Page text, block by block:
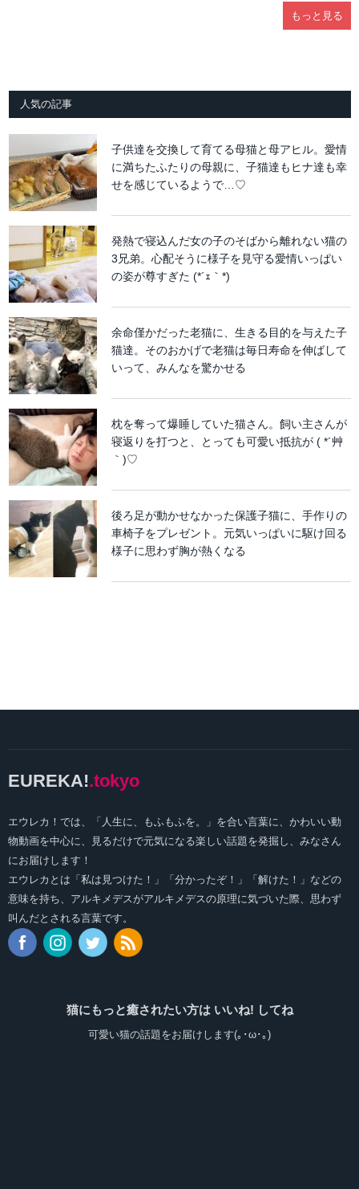
もっと見る
人気の記事
子供達を交換して育てる母猫と母アヒル。愛情
に満ちたふたりの母親に、子猫達もヒナ達も幸
せを感じているようで…♡
発熱で寝込んだ女の子のそばから離れない猫の
3兄弟。心配そうに様子を見守る愛情いっぱい
の姿が尊すぎた (*´ｪ｀*)
余命僅かだった老猫に、生きる目的を与えた子
猫達。そのおかげで老猫は毎日寿命を伸ばして
いって、みんなを驚かせる
枕を奪って爆睡していた猫さん。飼い主さんが
寝返りを打つと、とっても可愛い抵抗が ( *´艸
｀)♡
後ろ足が動かせなかった保護子猫に、手作りの
車椅子をプレゼント。元気いっぱいに駆け回る
様子に思わず胸が熱くなる
EUREKA!.tokyo
エウレカ！では、「人生に、もふもふを。」を合い言葉に、かわいい動
物動画を中心に、見るだけで元気になる楽しい話題を発掘し、みなさん
にお届けします！
エウレカとは「私は見つけた！」「分かったぞ！」「解けた！」などの
意味を持ち、アルキメデスがアルキメデスの原理に気づいた際、思わず
叫んだとされる言葉です。
猫にもっと癒されたい方は いいね! してね
可愛い猫の話題をお届けします(｡･ω･｡)